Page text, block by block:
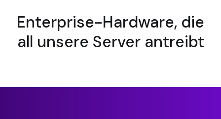
Enterprise-Hardware, die
all unsere Server antreibt